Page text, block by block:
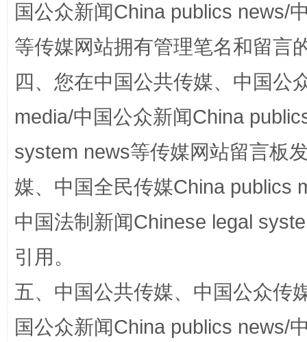
国家大学科技园优化重塑工作
国公众新闻China publics news/
等传媒网站拥有管理笔名和留言
四、您在中国公共传媒、中国公
media/中国公众新闻China
system news等传媒网站留言板
媒、中国全民传媒China publics
中国法制新闻Chinese legal
引用。
五、中国公共传媒、中国公众传
国公众新闻China publics news/